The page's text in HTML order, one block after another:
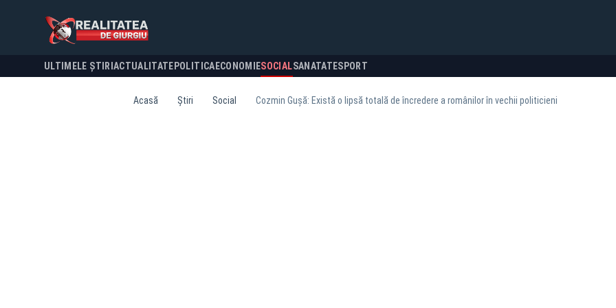
ULTIMELE ȘTIRI ACTUALITATE POLITICA ECONOMIESOCIALSANATATESPORT
Acasă Știri Social Cozmin Guşă: Există o lipsă totală de încredere a românilor în vechii politicieni